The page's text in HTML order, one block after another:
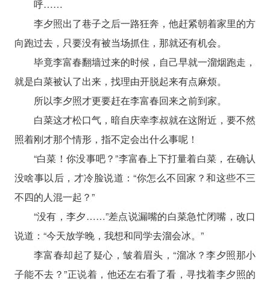
呼……
李夕照出了巷子之后一路狂奔，他赶紧朝着家里的方
向跑过去，只要没有被当场抓住，那就还有机会。
毕竟李富春翻墙过来的时候，自己早就一溜烟跑走，
就是白菜被认了出来，找理由开脱起来有点麻烦。
所以李夕照才更要赶在李富春回来之前到家。
白菜这才松口气，暗自庆幸李叔就在这附近，要不然
照着刚才那个情形，指不定会出什么事呢！
“白菜！你没事吧？”李富春上下打量着白菜，在确认
没啥事以后，才冷脸说道：“你怎么不回家？和这些不三
不四的人混一起？”
“没有，李夕……”差点说漏嘴的白菜急忙闭嘴，改口
说道：“今天放学晚，我想和同学去溜会冰。”
李富春却起了疑心，皱着眉头，“溜冰？李夕照那小
子能不去？”正说着，他还左右看了看，寻找着李夕照的